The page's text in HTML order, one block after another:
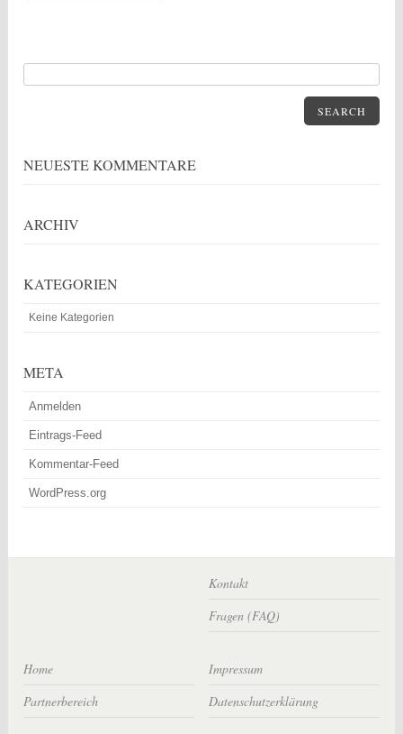
SEARCH
NEUESTE KOMMENTARE
ARCHIV
KATEGORIEN
Keine Kategorien
META
Anmelden
Eintrags-Feed
Kommentar-Feed
WordPress.org
Kontakt
Fragen (FAQ)
Home
Partnerbereich
Impressum
Datenschutzerklärung